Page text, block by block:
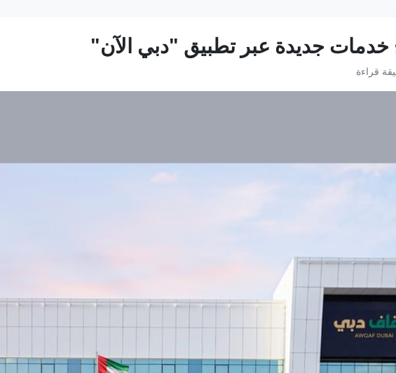
خدمات جديدة عبر تطبيق "دبي الآن"